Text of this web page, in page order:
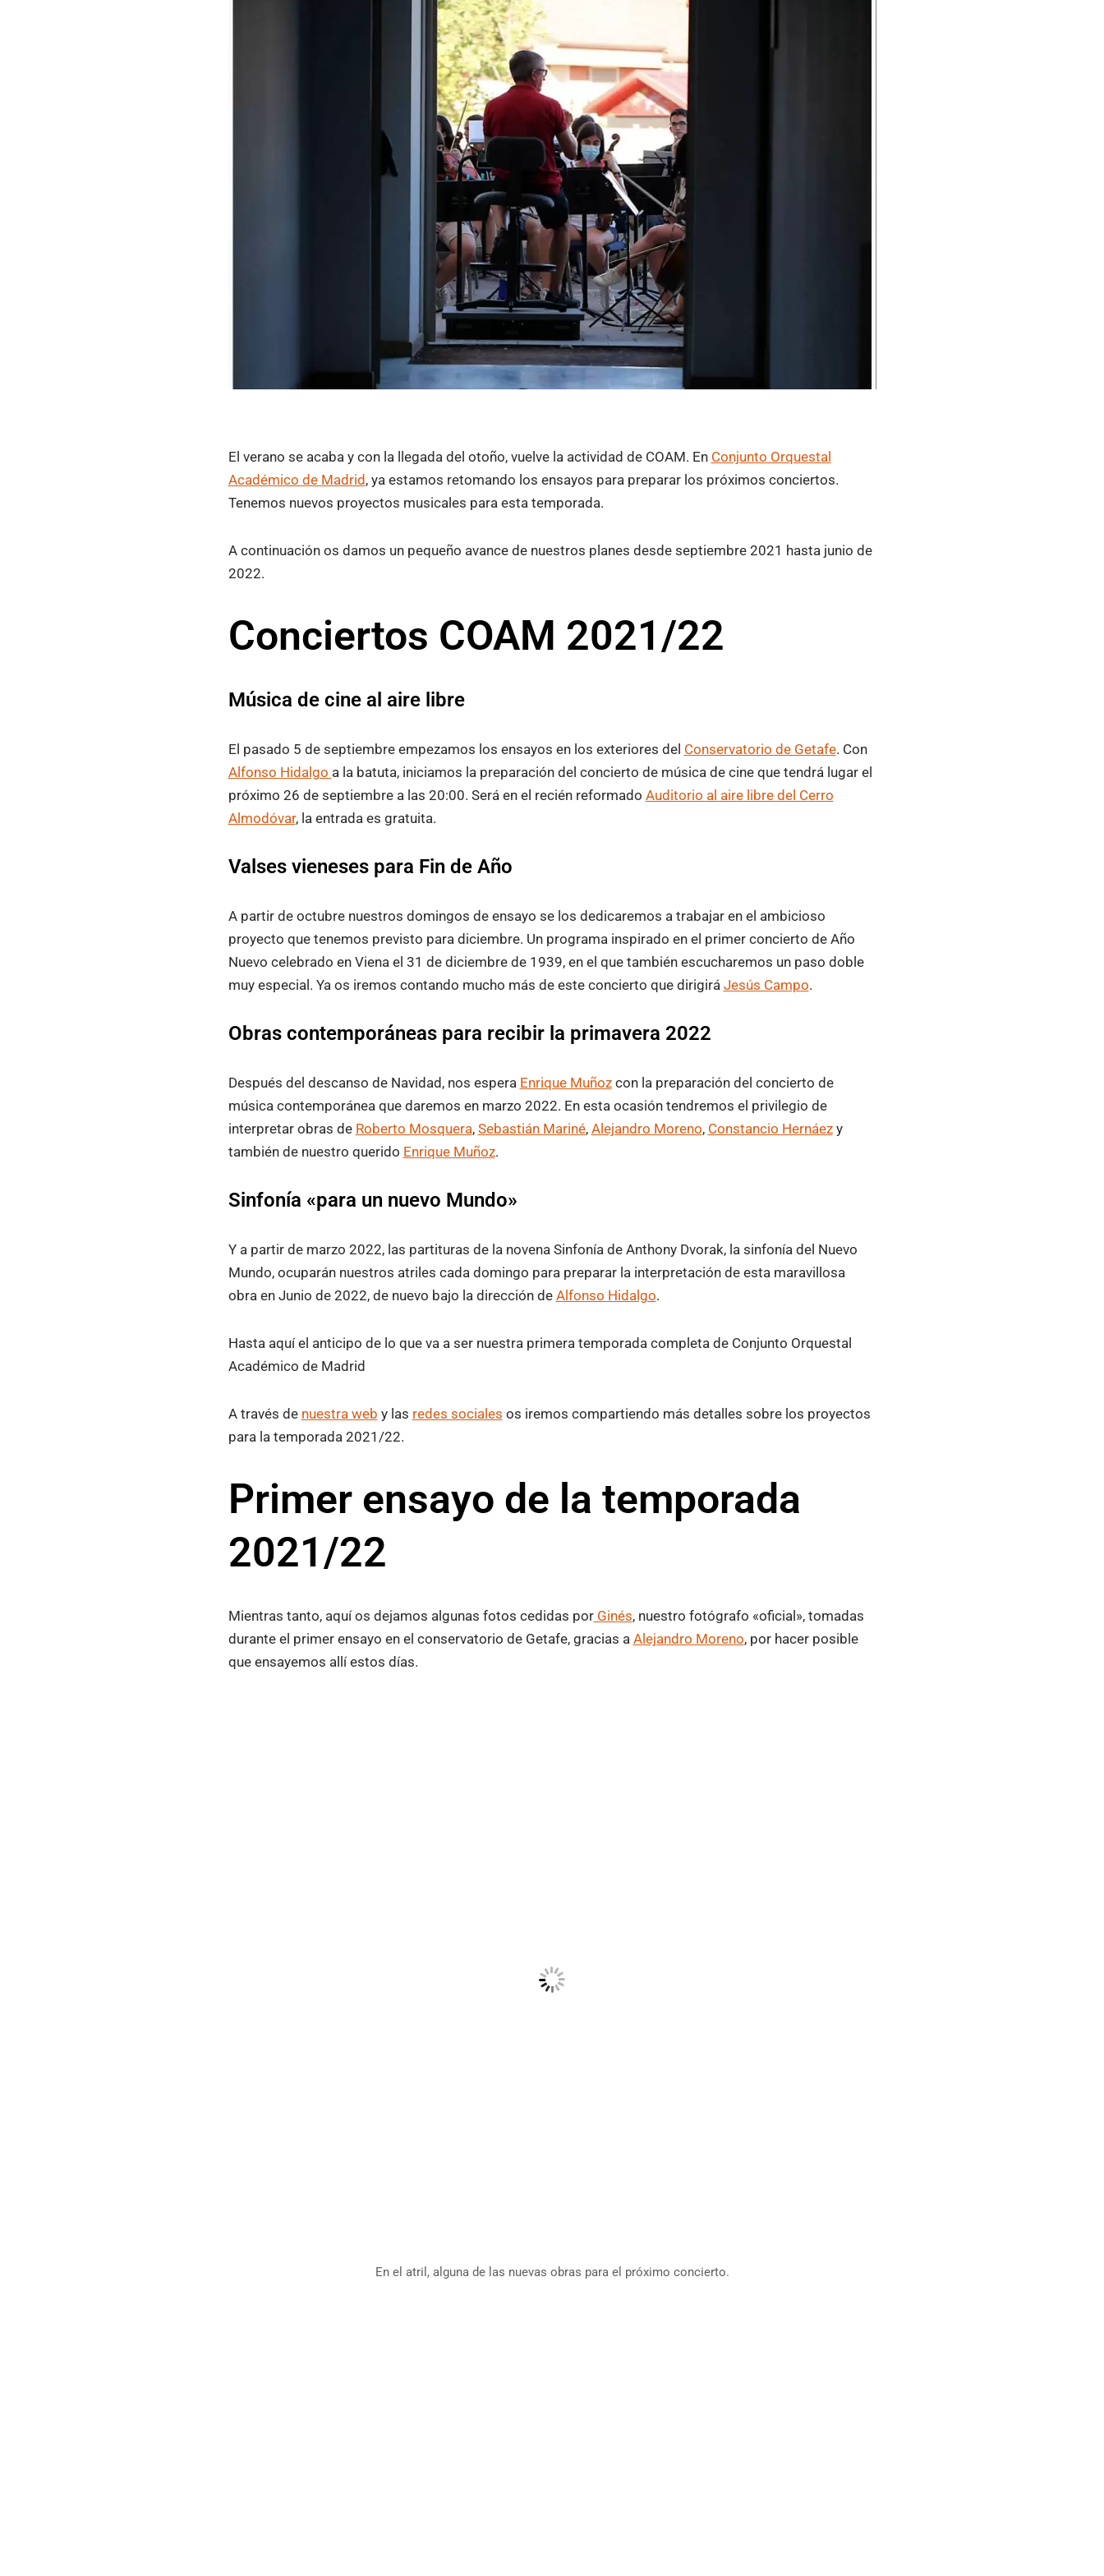
El verano se acaba y con la llegada del otoño, vuelve la actividad de COAM. En Conjunto Orquestal
Académico de Madrid , ya estamos retomando los ensayos para preparar los próximos conciertos.
Tenemos nuevos proyectos musicales para esta temporada.
A continuación os damos un pequeño avance de nuestros planes desde septiembre 2021 hasta junio de
2022.
Conciertos COAM 2021/22
Música de cine al aire libre
El pasado 5 de septiembre empezamos los ensayos en los exteriores del Conservatorio de Getafe. Con
Alfonso Hidalgo a la batuta, iniciamos la preparación del concierto de música de cine que tendrá lugar el
próximo 26 de septiembre a las 20:00. Será en el recién reformado Auditorio al aire libre del Cerro
Almodóvar, la entrada es gratuita.
Valses vieneses para Fin de Año
A partir de octubre nuestros domingos de ensayo se los dedicaremos a trabajar en el ambicioso
proyecto que tenemos previsto para diciembre. Un programa inspirado en el primer concierto de Año
Nuevo celebrado en Viena el 31 de diciembre de 1939, en el que también escucharemos un paso doble
muy especial. Ya os iremos contando mucho más de este concierto que dirigirá Jesús Campo.
Obras contemporáneas para recibir la primavera 2022
Después del descanso de Navidad, nos espera Enrique Muñozcon la preparación del concierto de
música contemporánea que daremos en marzo 2022. En esta ocasión tendremos el privilegio de
interpretar obras de Roberto Mosquera, Sebastián Mariné, Alejandro Moreno, Constancio Hernáezy
también de nuestro querido Enrique Muñoz.
Sinfonía «para un nuevo Mundo»
Y a partir de marzo 2022, las partituras de la novena Sinfonía de Anthony Dvorak, la sinfonía del Nuevo
Mundo, ocuparán nuestros atriles cada domingo para preparar la interpretación de esta maravillosa
obra en Junio de 2022, de nuevo bajo la dirección de Alfonso Hidalgo.
Hasta aquí el anticipo de lo que va a ser nuestra primera temporada completa de Conjunto Orquestal
Académico de Madrid
A través de nuestra web y las redes sociales os iremos compartiendo más detalles sobre los proyectos
para la temporada 2021/22.
Primer ensayo de la temporada
2021/22
Mientras tanto, aquí os dejamos algunas fotos cedidas porGinés, nuestro fotógrafo «oficial», tomadas
durante el primer ensayo en el conservatorio de Getafe, gracias a Alejandro Moreno, por hacer posible
que ensayemos allí estos días.
En el atril, alguna de las nuevas obras para el próximo concierto.